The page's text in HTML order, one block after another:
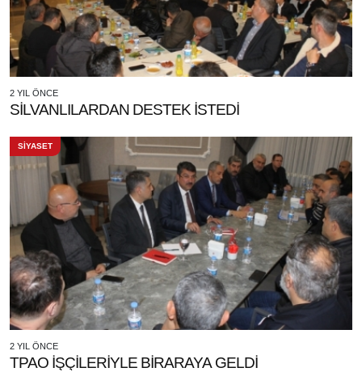
2 YIL ÖNCE
SİLVANLILARDAN DESTEK İSTEDİ
SİYASET
2 YIL ÖNCE
TPAO İŞÇİLERİYLE BİRARAYA GELDİ